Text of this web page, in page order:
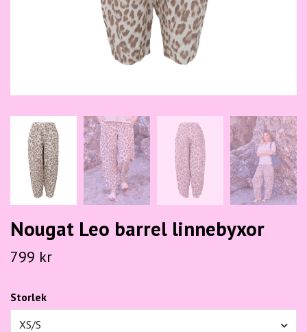
Nougat Leo barrel linnebyxor
799 kr
Storlek
XS/S